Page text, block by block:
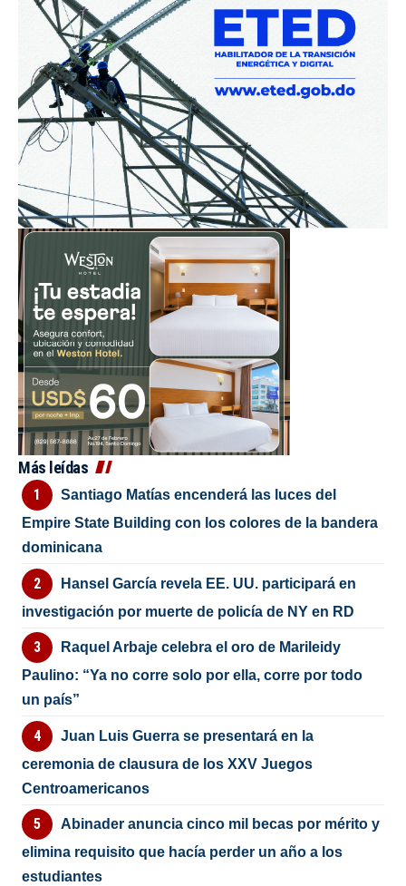
Más leídas
Santiago Matías encenderá las luces del
Empire State Building con los colores de la bandera
dominicana
Hansel García revela EE. UU. participará en
investigación por muerte de policía de NY en RD
Raquel Arbaje celebra el oro de Marileidy
Paulino: “Ya no corre solo por ella, corre por todo
un país”
Juan Luis Guerra se presentará en la
ceremonia de clausura de los XXV Juegos
Centroamericanos
Abinader anuncia cinco mil becas por mérito y
elimina requisito que hacía perder un año a los
estudiantes